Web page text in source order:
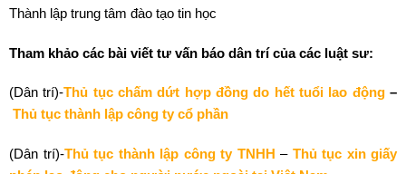
Thành lập trung tâm đào tạo tin học
Tham khảo các bài viết tư vấn báo dân trí của các luật sư:
(Dân trí)-Thủ tục chấm dứt hợp đồng do hết tuổi lao động–
Thủ tục thành lập công ty cổ phần
(Dân trí)-Thủ tục thành lập công ty TNHH – Thủ tục xin giấy